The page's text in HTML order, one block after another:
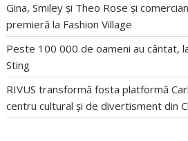
Gina, Smiley și Theo Rose și
premieră la Fashion Village
Peste 100 000 de oameni au cântat,
Sting
RIVUS transformă fosta platformă
centru cultural și de divertisment din